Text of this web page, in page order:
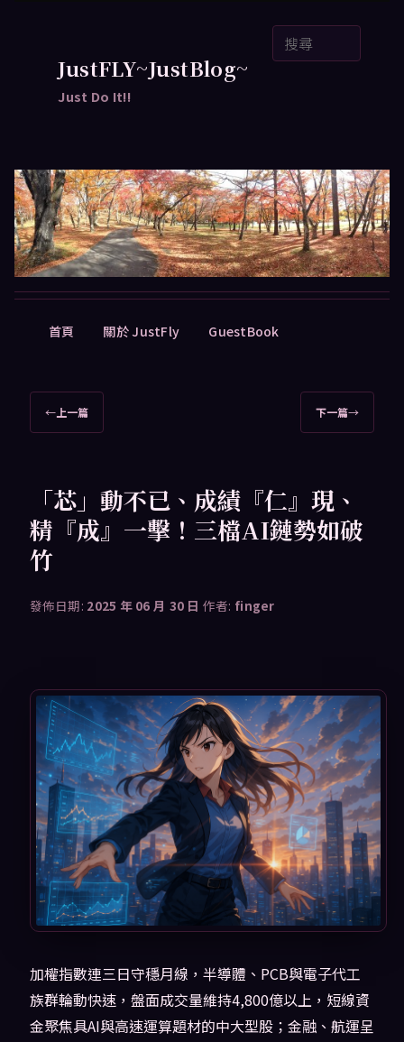
JustFLY~JustBlog~
Just Do It!!
首頁 關於 JustFly GuestBook
章
←上一篇 下一篇→
「芯」動不已、成績『仁』現、
精『成』一擊！三檔AI鏈勢如破
竹
發佈日期: 2025 年 06 月 30 日 作者: finger
加權指數連三日守穩月線，半導體、PCB與電子代工
族群輪動快速，盤面成交量維持4,800億以上，短線資
金聚焦具AI與高速運算題材的中大型股；金融、航運呈